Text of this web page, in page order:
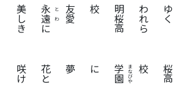
く
わ
れ
ら
明
桜
高
校
友愛
永遠 とわ
に
美 し
き
校
学園 まなびや
に夢
花
と
咲
け